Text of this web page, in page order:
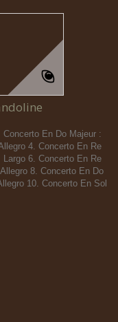
En Do Majeur :
4. Concerto En Re
6. Concerto En Re
8. Concerto En Do
10. Concerto En Sol